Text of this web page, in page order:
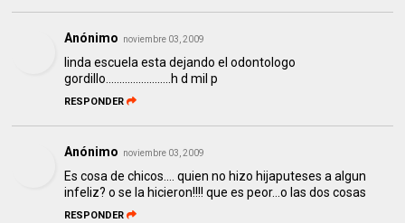
Anónimo noviembre 03, 2009
linda escuela esta dejando el odontologo
gordillo........................h d mil p
RESPONDER
Anónimo noviembre 03, 2009
Es cosa de chicos.... quien no hizo hijaputeses a algun
infeliz? o se la hicieron!!!! que es peor...o las dos cosas
RESPONDER